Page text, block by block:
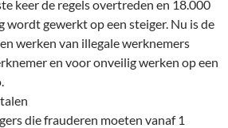
keer de regels overtreden en 18.000
wordt gewerkt op een steiger. Nu is de
werken van illegale werknemers
en voor onveilig werken op een
die frauderen moeten vanaf 1